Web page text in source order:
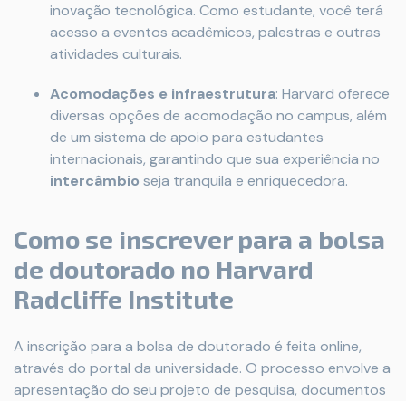
inovação tecnológica. Como estudante, você terá
acesso a eventos acadêmicos, palestras e outras
atividades culturais.
Acomodações e infraestrutura: Harvard oferece
diversas opções de acomodação no campus, além
de um sistema de apoio para estudantes
internacionais, garantindo que sua experiência no
intercâmbio seja tranquila e enriquecedora.
Como se inscrever para a bolsa
de doutorado no Harvard
Radcliffe Institute
A inscrição para a bolsa de doutorado é feita online,
através do portal da universidade. O processo envolve a
apresentação do seu projeto de pesquisa, documentos